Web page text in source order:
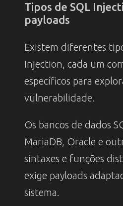
Tipos de SQL
payloads
Existem diferentes
Injection, cada um
específicos para
vulnerabilidade.
Os bancos de dados
MariaDB, Oracle e
sintaxes e funções
exige payloads
sistema.